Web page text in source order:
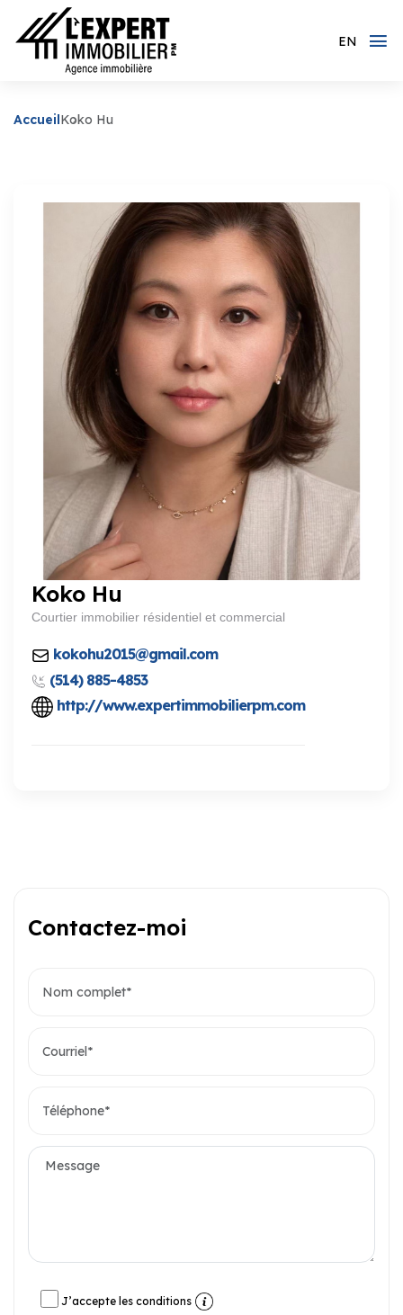
EN
AccueilKoko Hu
Koko Hu
Courtier immobilier résidentiel et commercial
kokohu2015@gmail.com
(514) 885-4853
http://www.expertimmobilierpm.com
Contactez-moi
J’accepte les conditions